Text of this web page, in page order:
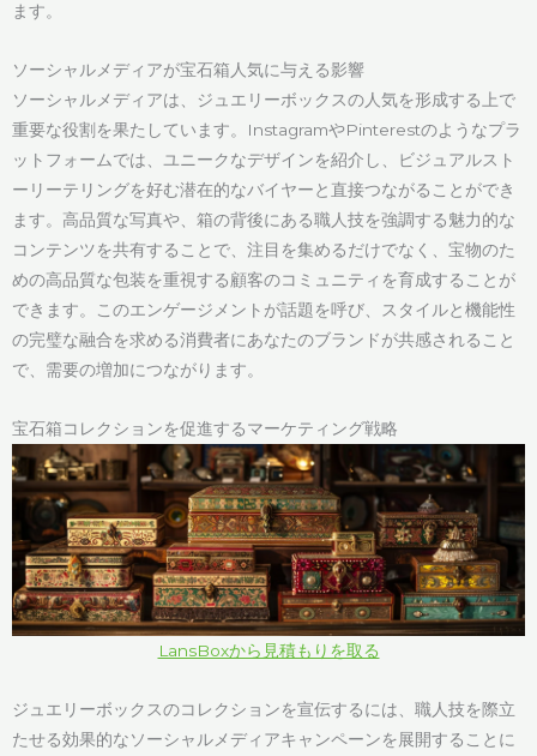
ます。
ソーシャルメディアが宝石箱人気に与える影響
ソーシャルメディアは、ジュエリーボックスの人気を形成する上で
重要な役割を果たしています。InstagramやPinterestのようなプラ
ットフォームでは、ユニークなデザインを紹介し、ビジュアルスト
ーリーテリングを好む潜在的なバイヤーと直接つながることができ
ます。高品質な写真や、箱の背後にある職人技を強調する魅力的な
コンテンツを共有することで、注目を集めるだけでなく、宝物のた
めの高品質な包装を重視する顧客のコミュニティを育成することが
できます。このエンゲージメントが話題を呼び、スタイルと機能性
の完璧な融合を求める消費者にあなたのブランドが共感されること
で、需要の増加につながります。
宝石箱コレクションを促進するマーケティング戦略
LansBoxから見積もりを取る
ジュエリーボックスのコレクションを宣伝するには、職人技を際立
たせる効果的なソーシャルメディアキャンペーンを展開することに